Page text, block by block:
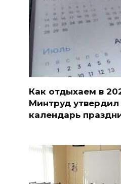
Как отдыхаем в
Минтруд
календарь